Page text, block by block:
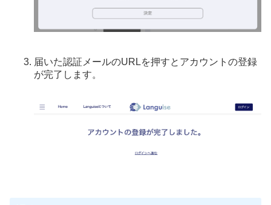
届いた認証メールのURLを押すとアカウントの登録
が完了します。